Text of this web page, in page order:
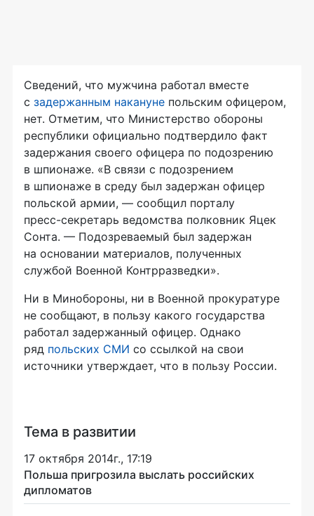
Сведений, что мужчина работал вместе
с задержанным накануне польским офицером,
нет. Отметим, что Министерство обороны
республики официально подтвердило факт
задержания своего офицера по подозрению
в шпионаже. «В связи с подозрением
в шпионаже в среду был задержан офицер
польской армии, — сообщил порталу
пресс-секретарь ведомства полковник Яцек
Сонта. — Подозреваемый был задержан
на основании материалов, полученных
службой Военной Контрразведки».
Ни в Минобороны, ни в Военной прокуратуре
не сообщают, в пользу какого государства
работал задержанный офицер. Однако
ряд польских СМИ со ссылкой на свои
источники утверждает, что в пользу России.
Тема в развитии
17 октября 2014г., 17:19
Польша пригрозила выслать российских
дипломатов